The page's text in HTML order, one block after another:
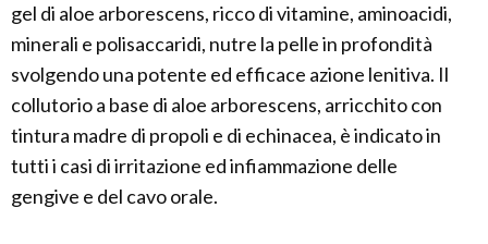
gel di aloe arborescens, ricco di vitamine, aminoacidi,
minerali e polisaccaridi, nutre la pelle in profondità
svolgendo una potente ed efficace azione lenitiva. Il
collutorio a base di aloe arborescens, arricchito con
tintura madre di propoli e di echinacea, è indicato in
tutti i casi di irritazione ed infiammazione delle
gengive e del cavo orale.